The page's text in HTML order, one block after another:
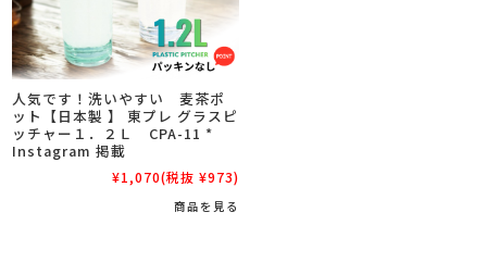
人気です！洗いやすい 麦茶ポ
ット【日本製 】 東プレ グラスピ
ッチャー１．２Ｌ CPA-11 *
Instagram 掲載
¥1,070(税抜 ¥973)
商品を見る